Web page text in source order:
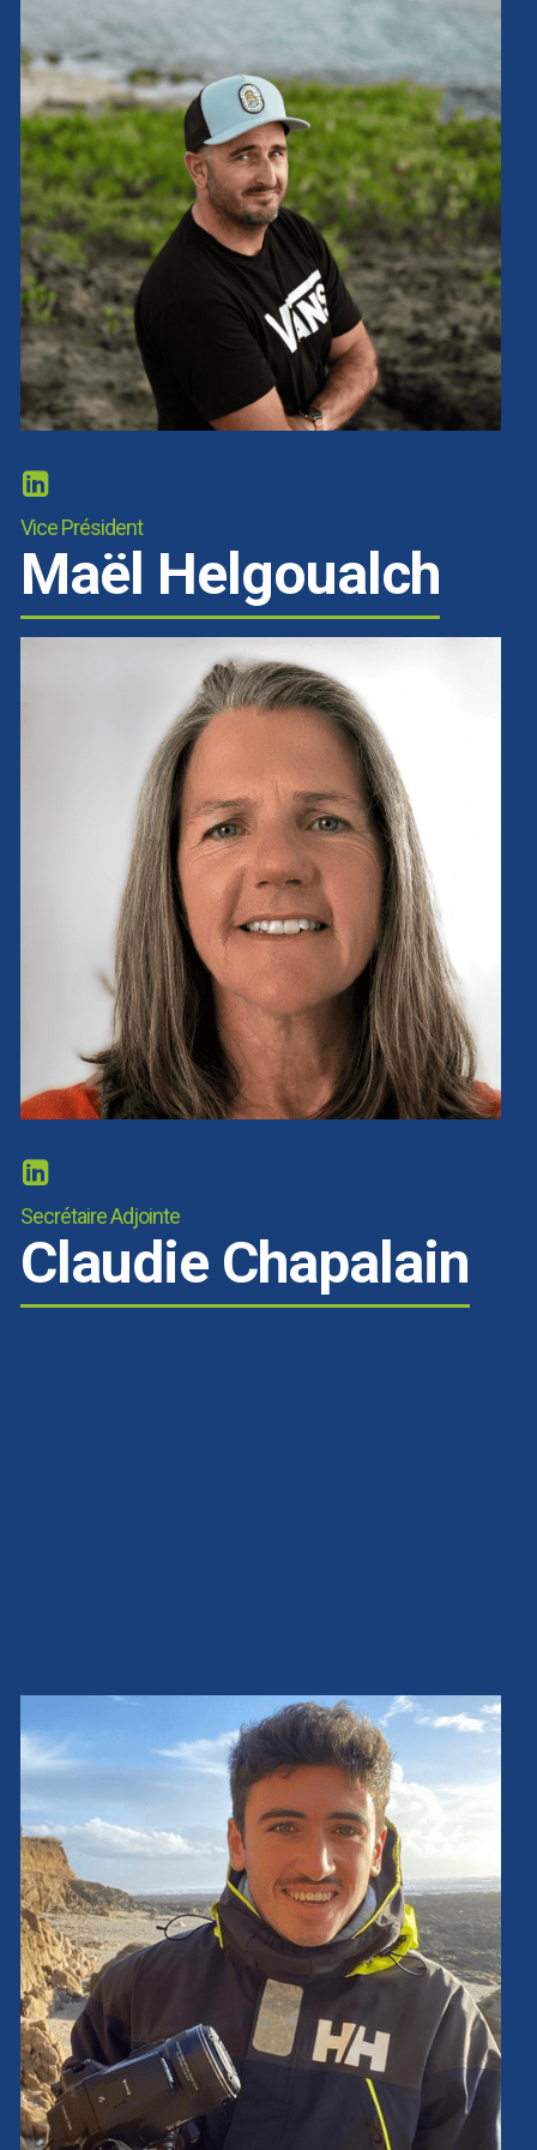
Vice Président
Maël Helgoualch
Secrétaire Adjointe
Claudie Chapalain